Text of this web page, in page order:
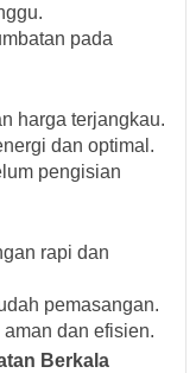
pada
harga terjangkau.
dan optimal.
pengisian
rapi dan
pemasangan.
dan efisien.
Berkala